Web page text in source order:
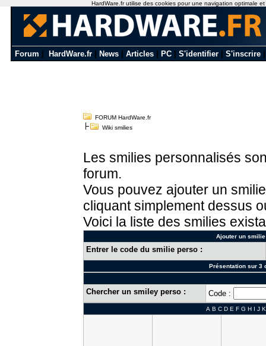
Forum HardWare.fr News Articles PC S'identifier S'inscrire
FORUM HardWare.fr
Wiki smilies
Les smilies personnalisés
forum.
Vous pouvez ajouter un
cliquant simplement dessus
Voici la liste des smilies
Ajouter un
Entrer le code du smilie perso :
Présentation sur 3
Chercher un smiley perso : Code :
A B C D E F G H I J K
HardWare.fr utilise des cookies pour une navigation optimale